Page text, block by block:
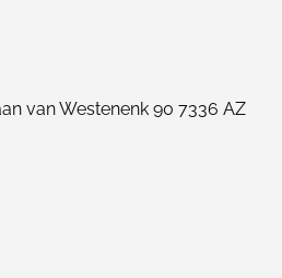
van Westenenk 90 7336 AZ